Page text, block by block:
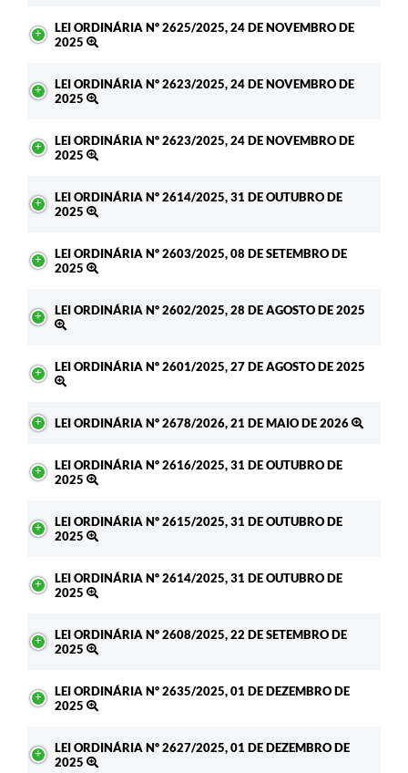
LEI ORDINÁRIA Nº 2625/2025, 24 DE NOVEMBRO DE
2025
LEI ORDINÁRIA Nº 2623/2025, 24 DE NOVEMBRO DE
2025
LEI ORDINÁRIA Nº 2623/2025, 24 DE NOVEMBRO DE
2025
LEI ORDINÁRIA Nº 2614/2025, 31 DE OUTUBRO DE
2025
LEI ORDINÁRIA Nº 2603/2025, 08 DE SETEMBRO DE
2025
LEI ORDINÁRIA Nº 2602/2025, 28 DE AGOSTO DE 2025
LEI ORDINÁRIA Nº 2601/2025, 27 DE AGOSTO DE 2025
LEI ORDINÁRIA Nº 2678/2026, 21 DE MAIO DE 2026
LEI ORDINÁRIA Nº 2616/2025, 31 DE OUTUBRO DE
2025
LEI ORDINÁRIA Nº 2615/2025, 31 DE OUTUBRO DE
2025
LEI ORDINÁRIA Nº 2614/2025, 31 DE OUTUBRO DE
2025
LEI ORDINÁRIA Nº 2608/2025, 22 DE SETEMBRO DE
2025
LEI ORDINÁRIA Nº 2635/2025, 01 DE DEZEMBRO DE
2025
LEI ORDINÁRIA Nº 2627/2025, 01 DE DEZEMBRO DE
2025